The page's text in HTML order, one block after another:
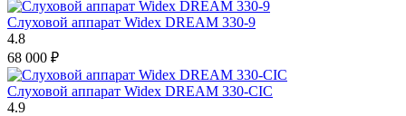
Слуховой аппарат Widex DREAM 330-9
4.8
68 000 ₽
Слуховой аппарат Widex DREAM 330-CIC
4.9